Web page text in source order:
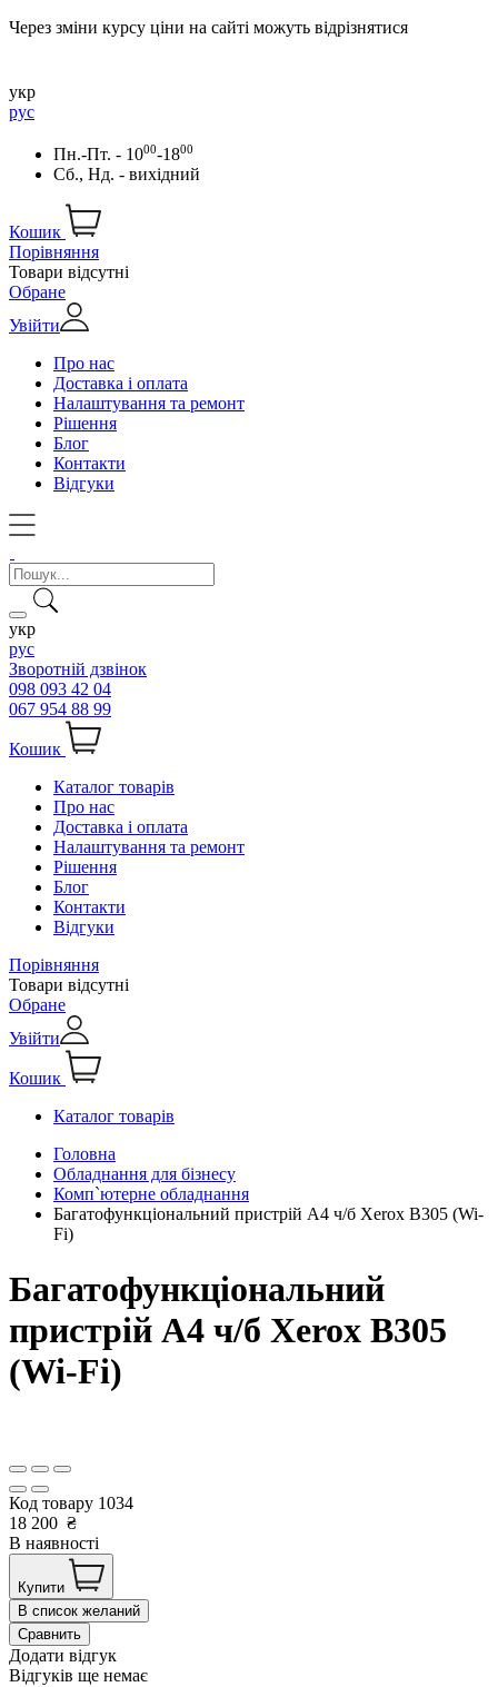
Через зміни курсу ціни на сайті можуть відрізнятися
укр
рус
Пн.-Пт. - 1000-1800
Сб., Нд. - вихідний
Кошик
Порівняння
Товари відсутні
Обране
Увійти
Про нас
Доставка і оплата
Налаштування та ремонт
Рішення
Блог
Контакти
Відгуки
укр
рус
Зворотній дзвінок
098 093 42 04
067 954 88 99
Кошик
Каталог товарів
Про нас
Доставка і оплата
Налаштування та ремонт
Рішення
Блог
Контакти
Відгуки
Порівняння
Товари відсутні
Обране
Увійти
Кошик
Каталог товарів
Головна
Обладнання для бізнесу
Комп`ютерне обладнання
Багатофункціональний пристрій А4 ч/б Xerox B305 (Wi-
Fi)
Багатофункціональний
пристрій А4 ч/б Xerox B305
(Wi-Fi)
Код товару 1034
18 200 ₴
В наявності
Купити
В список желаний
Сравнить
Додати відгук
Відгуків ще немає